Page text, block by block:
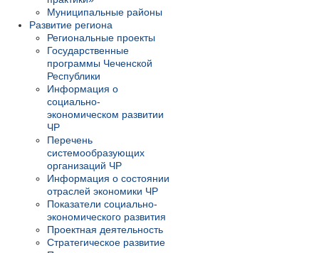
Муниципальные районы
Развитие региона
Региональные проекты
Государственные
программы Чеченской
Республики
Информация о
социально-
экономическом развитии
ЧР
Перечень
системообразующих
организаций ЧР
Информация о состоянии
отраслей экономики ЧР
Показатели социально-
экономического развития
Проектная деятельность
Стратегическое развитие